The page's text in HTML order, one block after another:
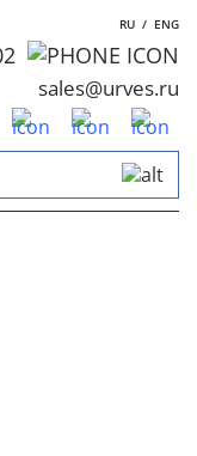
RU / ENG
sales@urves.ru